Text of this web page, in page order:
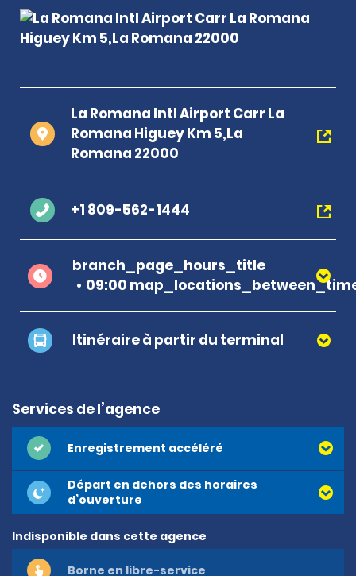
La Romana Intl Airport Carr La
Romana Higuey Km 5,La
Romana 22000
+1 809-562-1444
branch_page_hours_title
09:00
Itinéraire à partir du terminal
Services de l’agence
Enregistrement accéléré
Départ en dehors des horaires
d’ouverture
Indisponible dans cette agence
Borne en libre-service